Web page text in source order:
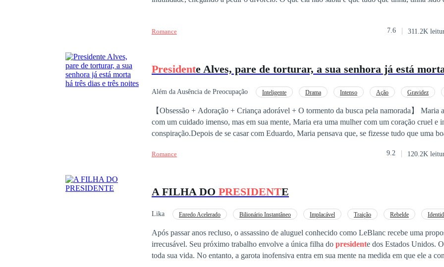
Romance 7.6 311.2K
Presidente Alves, pare de torturar, a sua senhora já está morta há três dias e
Além da Ausência de Preocupação Inteligente Drama Intenso Ação Gravidez
【Obsessão + Adoração + Criança adorável + O tormento da busca pela namorada】 Maria
com um cuidado imenso, mas em sua mente, Maria era uma mulher com um coração cruel e
conspiração.Depois de se casar com Eduardo, Maria pensava que, se fizesse tudo que uma
próprias mãos do homem.Um grande incêndio transformou a paixão, que ela guardava em
Romance 9.2 120.2K
A FILHA DO PRESIDENTE
Lika Enredo Acelerado Bilionário Instantâneo Implacável Traição Rebelde
Após passar anos recluso, o assassino de aluguel conhecido como LeBlanc recebe uma
irrecusável. Seu próximo trabalho envolve a única filha do presidente dos Estados Unidos.
toda sua vida. No entanto, a garota inofensiva entra em sua mente na medida em que ele a